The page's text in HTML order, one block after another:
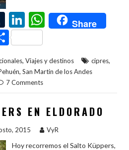
T
u
m
bl
r
Li
n
ke
dI
n
W
h
s
p
p
Share
C
o
m
p
ti
r
, Viajes y destinos cipres,
, San Martin de los Andes
7 Comments
EN ELDORADO
2015 VyR
Hoy recorremos el Salto Küppers,